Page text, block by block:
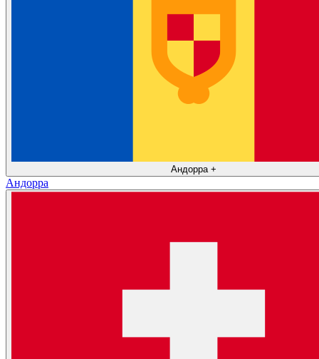
Андорра +
Андорра